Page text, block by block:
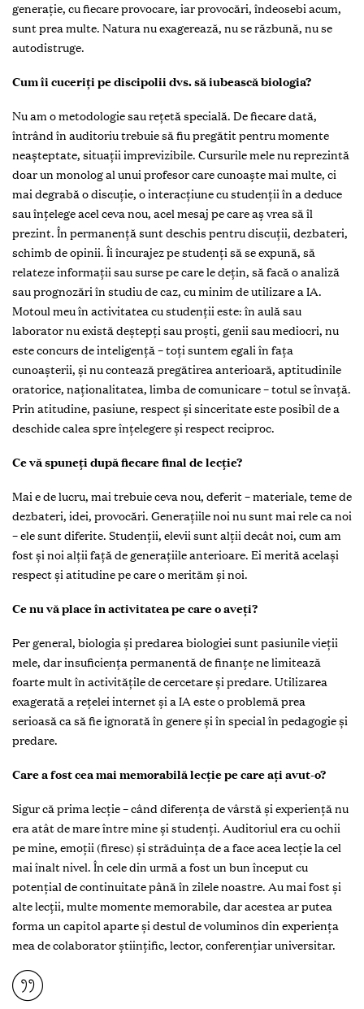
generație, cu fiecare provocare, iar provocări, îndeosebi acum,
sunt prea multe. Natura nu exagerează, nu se răzbună, nu se
autodistruge.
Cum îi cuceriți pe discipolii dvs. să iubească biologia?
Nu am o metodologie sau rețetă specială. De fiecare dată,
întrând în auditoriu trebuie să fiu pregătit pentru momente
neașteptate, situații imprevizibile. Cursurile mele nu reprezintă
doar un monolog al unui profesor care cunoaște mai multe, ci
mai degrabă o discuție, o interacțiune cu studenții în a deduce
sau înțelege acel ceva nou, acel mesaj pe care aș vrea să îl
prezint. În permanență sunt deschis pentru discuții, dezbateri,
schimb de opinii. Îi încurajez pe studenți să se expună, să
relateze informații sau surse pe care le dețin, să facă o analiză
sau prognozări în studiu de caz, cu minim de utilizare a IA.
Motoul meu în activitatea cu studenții este: în aulă sau
laborator nu există deștepți sau proști, genii sau mediocri, nu
este concurs de inteligență – toți suntem egali în fața
cunoașterii, și nu contează pregătirea anterioară, aptitudinile
oratorice, naționalitatea, limba de comunicare – totul se învață.
Prin atitudine, pasiune, respect și sinceritate este posibil de a
deschide calea spre înțelegere și respect reciproc.
Ce vă spuneți după fiecare final de lecție?
Mai e de lucru, mai trebuie ceva nou, deferit – materiale, teme de
dezbateri, idei, provocări. Generațiile noi nu sunt mai rele ca noi
– ele sunt diferite. Studenții, elevii sunt alții decât noi, cum am
fost și noi alții față de generațiile anterioare. Ei merită același
respect și atitudine pe care o merităm și noi.
Ce nu vă place în activitatea pe care o aveți?
Per general, biologia și predarea biologiei sunt pasiunile vieții
mele, dar insuficiența permanentă de finanțe ne limitează
foarte mult în activitățile de cercetare și predare. Utilizarea
exagerată a rețelei internet și a IA este o problemă prea
serioasă ca să fie ignorată în genere și în special în pedagogie și
predare.
Care a fost cea mai memorabilă lecție pe care ați avut-o?
Sigur că prima lecție – când diferența de vârstă și experiență nu
era atât de mare între mine și studenți. Auditoriul era cu ochii
pe mine, emoții (firesc) și străduința de a face acea lecție la cel
mai înalt nivel. În cele din urmă a fost un bun început cu
potențial de continuitate până în zilele noastre. Au mai fost și
alte lecții, multe momente memorabile, dar acestea ar putea
forma un capitol aparte și destul de voluminos din experiența
mea de colaborator științific, lector, conferențiar universitar.